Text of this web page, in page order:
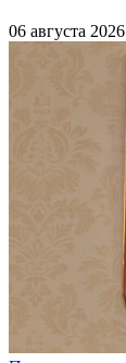
06 августа 2026